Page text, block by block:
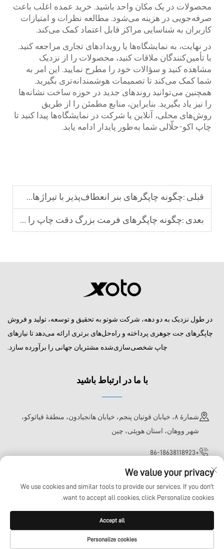
محصولات در یک مکان واحد باشید. خرید عمده اغلب باعث
صرفه‌جویی در هزینه می‌شود. مطالعه نظرات و امتیازات
کاربران به شناسایی مراکز قابل اعتماد کمک می‌کند.
در نهایت، به نمایشگاه‌ها یا رویدادهای تجاری مراجعه کنید.
با تأمین‌کنندگان ملاقات کنید، محصولات را از نزدیک
مشاهده کنید و سؤالات خود را مطرح نمایید. این امر به
شما کمک می‌کند تا تصمیمات هوشمندانه‌تری بگیرید.
همچنین می‌توانید روندهای جدید در حوزه ساخت نشانه‌ها
را نیز یاد بگیرید. بنابراین، منابع مطمئن را از طریق
روش‌های محلی، آنلاین یا شرکت در نمایشگاه‌ها پیدا کنید تا
چاپ اکو-حلّالی شما به‌طور پایدار ادامه یابد.
قبلی :چگونه چاپگرهای بنر انعطاف‌پذیر با تیراژهای بلند کار می‌کنند
بعدی :چگونه چاپگرهای فرمت بزرگ دقت چاپ را حفظ می‌کنند
در طول نزدیک به دو دهه، شرکت شوتو به تحقیق و توسعه، تولید و فروش
چاپگرهای جت جوهری پرداخته و راه‌حل‌های برتری ارائه می‌دهد تا نیازهای
چاپ شخصی‌سازی‌شده مشتریان جهانی را برآورده سازد.
با ما در ارتباط باشید
شمارهٔ ۸، خیابان قوتیان پنجم، خیابان هانجیادون، منطقهٔ قیائوکو،
شهر ووهان، استان هوپئی، چین
+86-18638118923
[email protected]
کلیه حقوق این محتوا محفوظ است © شرکت فناوری ووهان شوتو، ش.م.م.
سیاست حفظ حریم خصوصی
We value your privacy
We use cookies and similar tools to provide our services. If you don't
want to accept all cookies, click Personalize cookies.
Personalize cookies
Accept all